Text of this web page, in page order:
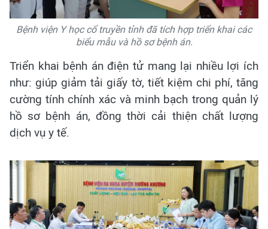
Bệnh viện Y học cổ truyền tỉnh đã tích hợp triển khai các
biểu mẫu và hồ sơ bệnh án.
Triển khai bệnh án điện tử mang lại nhiều lợi ích
như: giúp giảm tải giấy tờ, tiết kiệm chi phí, tăng
cường tính chính xác và minh bạch trong quản lý
hồ sơ bệnh án, đồng thời cải thiện chất lượng
dịch vụ y tế.